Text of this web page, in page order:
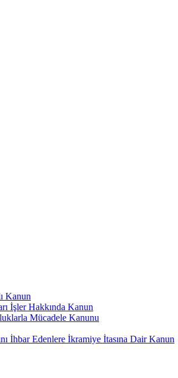
Kanun
İşler Hakkında Kanun
Mücadele Kanunu
İhbar Edenlere İkramiye İtasına Dair Kanun